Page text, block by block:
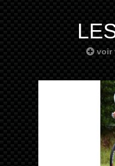
voir